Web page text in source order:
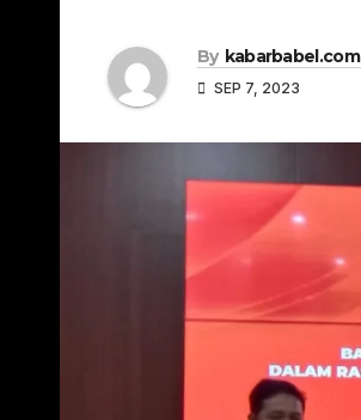
By kabarbabel.com
SEP 7, 2023